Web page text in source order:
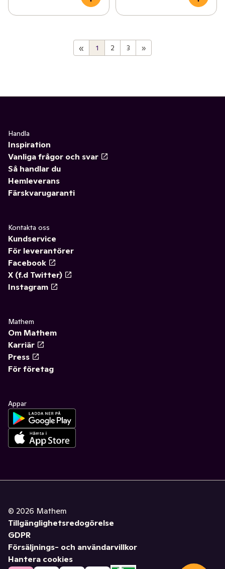
« 1 2 3 »
Handla
Inspiration
Vanliga frågor och svar
Så handlar du
Hemleverans
Färskvarugaranti
Kontakta oss
Kundservice
För leverantörer
Facebook
X (f.d Twitter)
Instagram
Mathem
Om Mathem
Karriär
Press
För företag
Appar
© 2026 Mathem
Tillgänglighetsredogörelse
GDPR
Försäljnings- och användarvillkor
Hantera cookies